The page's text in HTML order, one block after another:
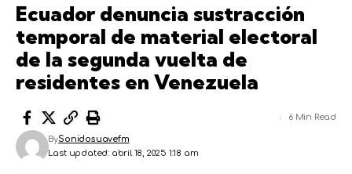
Ecuador denuncia sustracción
temporal de material electoral
de la segunda vuelta de
residentes en Venezuela
Last updated: abril 18, 2025 1:18 am
BySonidosuavefm
6 Min Read